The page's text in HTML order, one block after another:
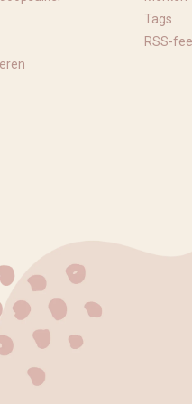
Tags
RSS-